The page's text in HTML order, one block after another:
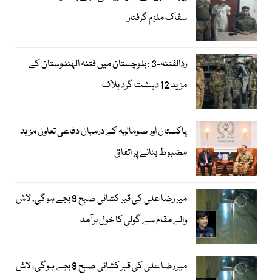
سفاک ملزم گرفتار
ردالفتنہ-3 : بلوچستان میں فتنہ الہندوستان کے
مزید 12 دہشت گرد ہلاک
پاکستان اور صومالیہ کے درمیان دفاعی تعاون مزید
مضبوط بنانے پر اتفاق
میر رضا علی کی قبر کشائی صبح 9 بجے ہوگی، لاش
والے مقام سے گولی کا خول برآمد
میر رضا علی کی قبر کشائی صبح 9 بجے ہوگی، لاش